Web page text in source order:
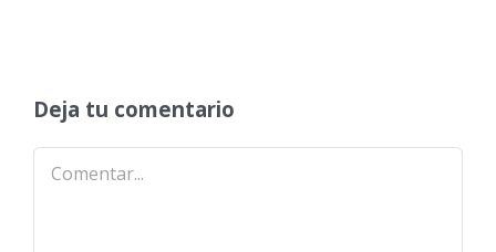
Deja tu comentario
Comentar